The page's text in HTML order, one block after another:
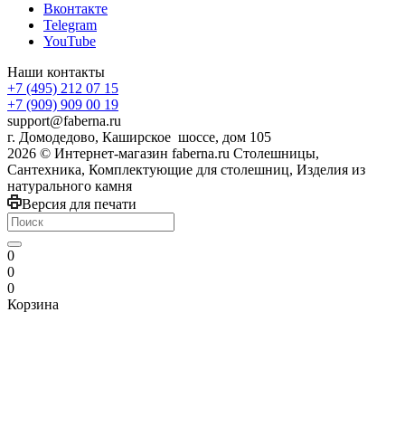
Вконтакте
Telegram
YouTube
Наши контакты
+7 (495) 212 07 15
+7 (909) 909 00 19
support@faberna.ru
г. Домодедово, Каширское шоссе, дом 105
2026 © Интернет-магазин faberna.ru Столешницы,
Сантехника, Комплектующие для столешниц, Изделия из
натурального камня
Версия для печати
0
0
0
Корзина